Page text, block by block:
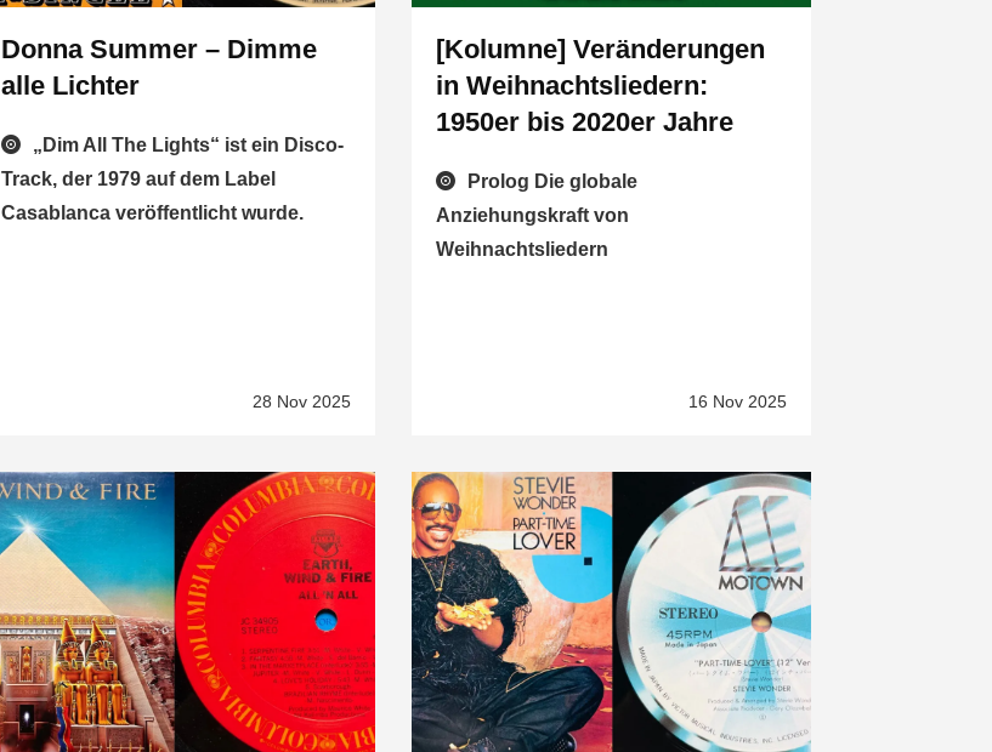
Donna Summer – Dimme
alle Lichter
„Dim All The Lights“ ist ein Disco-
Track, der 1979 auf dem Label
Casablanca veröffentlicht wurde.
28 Nov 2025
[Kolumne] Veränderungen
in Weihnachtsliedern:
1950er bis 2020er Jahre
Prolog Die globale
Anziehungskraft von
Weihnachtsliedern
16 Nov 2025